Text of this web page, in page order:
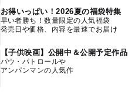
お得いっぱい！2026夏の福袋特集
早い者勝ち！数量限定の人気福袋
発売日や価格、内容を最速でお届け
【子供映画】公開中＆公開予定作品
パウ・パトロールや
アンパンマンの人気作